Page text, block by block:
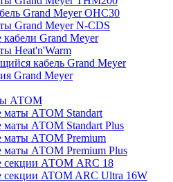
Grand Meyer OHC30
Grand Meyer N-CDS
кабели Grand Meyer
Heat'n'Warm
кабель Grand Meyer
Grand Meyer
АТОМ
маты АТОМ Standart
маты АТОМ Standart Plus
маты АТОМ Premium
маты АТОМ Premium Plus
секции АТОМ ARC 18
секции ATOM ARC Ultra 16W